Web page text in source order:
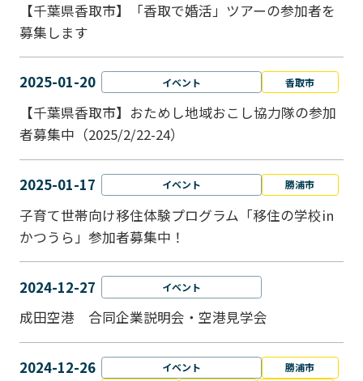
【千葉県香取市】「香取で婚活」ツアーの参加者を
募集します
2025-01-20 イベント 香取市
【千葉県香取市】おためし地域おこし協力隊の参加
者募集中（2025/2/22-24）
2025-01-17 イベント 勝浦市
子育て世帯向け移住体験プログラム「移住の学校in
かつうら」参加者募集中！
2024-12-27 イベント
成田空港 合同企業説明会・空港見学会
2024-12-26 イベント
勝浦市